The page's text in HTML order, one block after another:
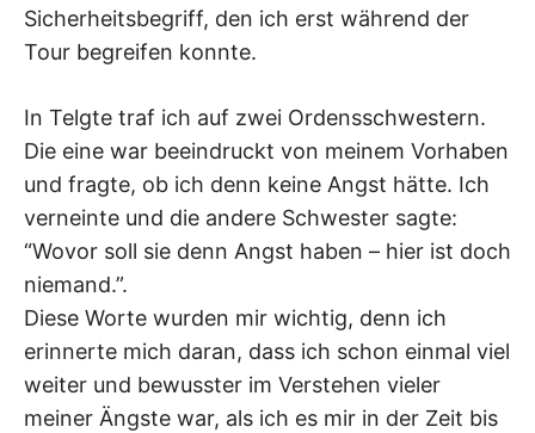
Sicherheitsbegriff, den ich erst während der
Tour begreifen konnte.
In Telgte traf ich auf zwei Ordensschwestern.
Die eine war beeindruckt von meinem Vorhaben
und fragte, ob ich denn keine Angst hätte. Ich
verneinte und die andere Schwester sagte:
“Wovor soll sie denn Angst haben – hier ist doch
niemand.”.
Diese Worte wurden mir wichtig, denn ich
erinnerte mich daran, dass ich schon einmal viel
weiter und bewusster im Verstehen vieler
meiner Ängste war, als ich es mir in der Zeit bis